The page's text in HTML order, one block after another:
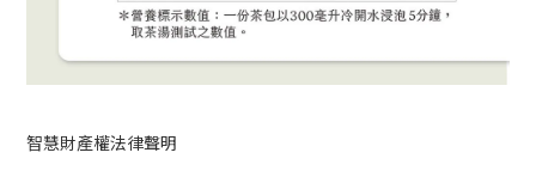
智慧財產權法律聲明